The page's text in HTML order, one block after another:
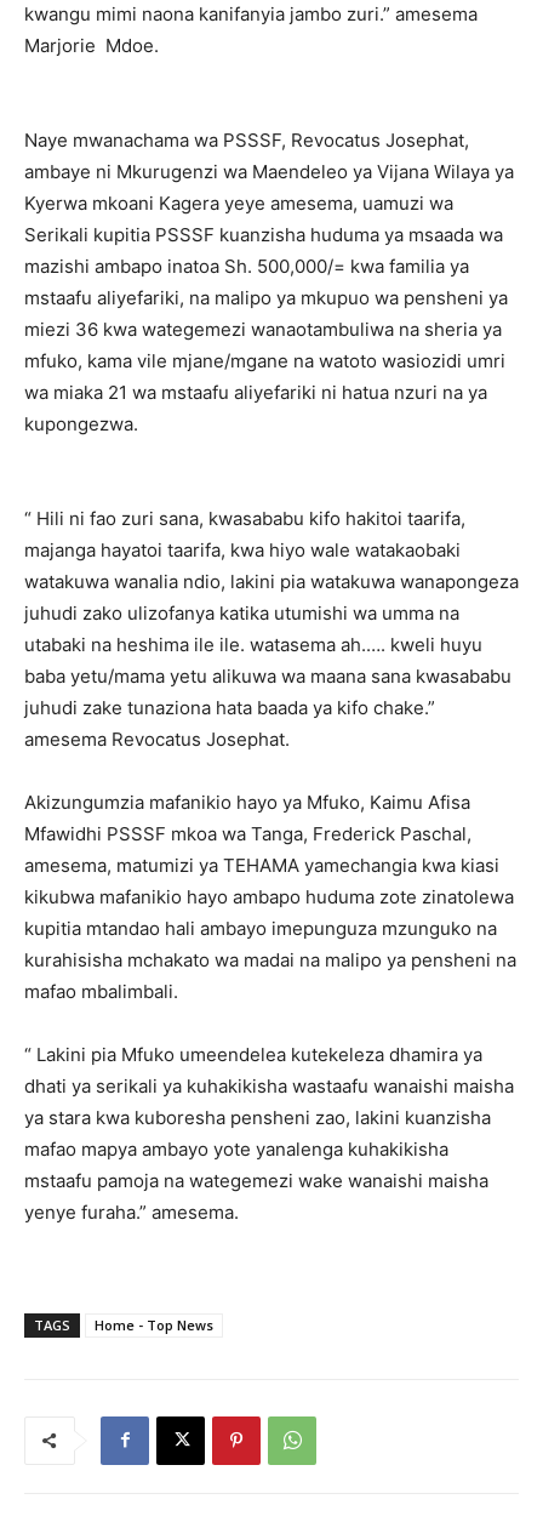
kwangu mimi naona kanifanyia jambo zuri.” amesema
Marjorie Mdoe.
Naye mwanachama wa PSSSF, Revocatus Josephat,
ambaye ni Mkurugenzi wa Maendeleo ya Vijana Wilaya ya
Kyerwa mkoani Kagera yeye amesema, uamuzi wa
Serikali kupitia PSSSF kuanzisha huduma ya msaada wa
mazishi ambapo inatoa Sh. 500,000/= kwa familia ya
mstaafu aliyefariki, na malipo ya mkupuo wa pensheni ya
miezi 36 kwa wategemezi wanaotambuliwa na sheria ya
mfuko, kama vile mjane/mgane na watoto wasiozidi umri
wa miaka 21 wa mstaafu aliyefariki ni hatua nzuri na ya
kupongezwa.
“ Hili ni fao zuri sana, kwasababu kifo hakitoi taarifa,
majanga hayatoi taarifa, kwa hiyo wale watakaobaki
watakuwa wanalia ndio, lakini pia watakuwa wanapongeza
juhudi zako ulizofanya katika utumishi wa umma na
utabaki na heshima ile ile. watasema ah.…. kweli huyu
baba yetu/mama yetu alikuwa wa maana sana kwasababu
juhudi zake tunaziona hata baada ya kifo chake.”
amesema Revocatus Josephat.
Akizungumzia mafanikio hayo ya Mfuko, Kaimu Afisa
Mfawidhi PSSSF mkoa wa Tanga, Frederick Paschal,
amesema, matumizi ya TEHAMA yamechangia kwa kiasi
kikubwa mafanikio hayo ambapo huduma zote zinatolewa
kupitia mtandao hali ambayo imepunguza mzunguko na
kurahisisha mchakato wa madai na malipo ya pensheni na
mafao mbalimbali.
“ Lakini pia Mfuko umeendelea kutekeleza dhamira ya
dhati ya serikali ya kuhakikisha wastaafu wanaishi maisha
ya stara kwa kuboresha pensheni zao, lakini kuanzisha
mafao mapya ambayo yote yanalenga kuhakikisha
mstaafu pamoja na wategemezi wake wanaishi maisha
yenye furaha.” amesema.
TAGS Home - Top News